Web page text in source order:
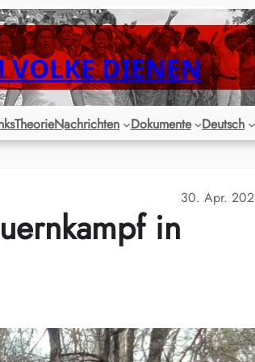
VOLKE DIENEN
TheorieNachrichten Dokumente Deutsch
30. Apr.
in